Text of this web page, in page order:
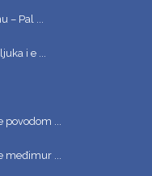
Pal ...
i e ...
...
...